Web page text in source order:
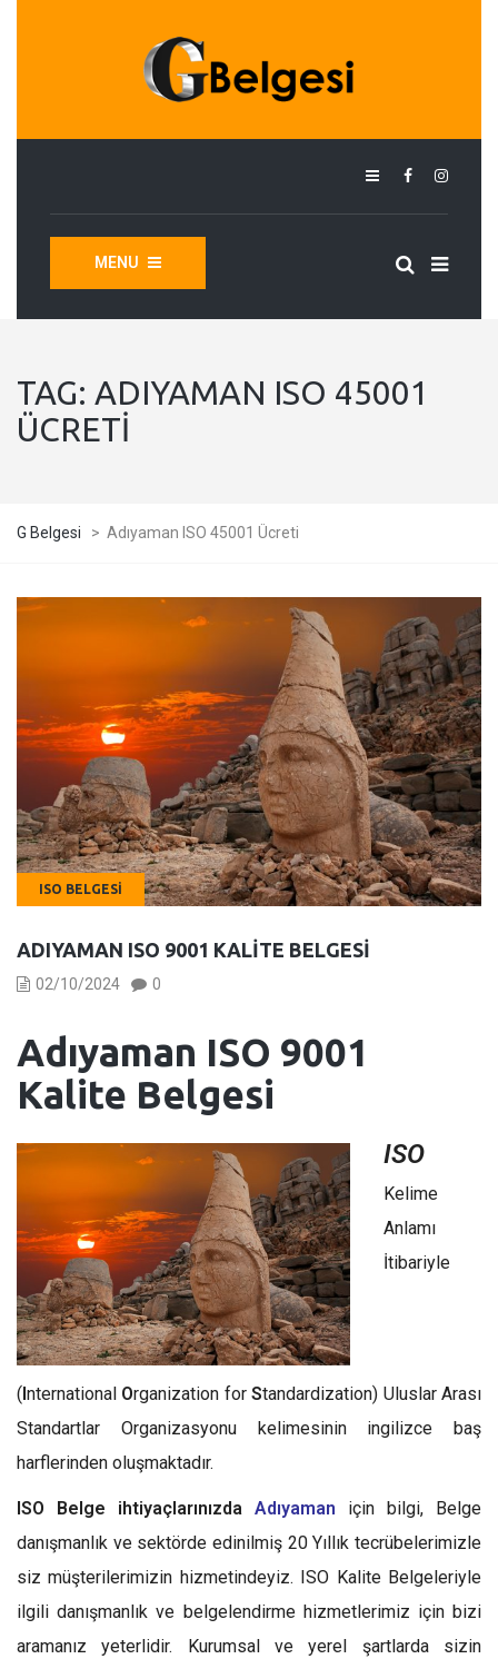
MENU
TAG: ADIYAMAN ISO 45001
ÜCRETI
G Belgesi > Adıyaman ISO 45001 Ücreti
ISO BELGESI
ADIYAMAN ISO 9001 KALITE BELGESI
02/10/2024 0
Adıyaman ISO 9001
Kalite Belgesi
ISO
Kelime
Anlamı
İtibariyle
( nternational Organization forStandardization) Uluslar Arası
Standartlar Organizasyonu kelimesinin ingilizce baş
harflerinden oluşmaktadır.
ISO Belge ihtiyaçlarınızda Adıyaman için bilgi, Belge
danışmanlık ve sektörde edinilmiş 20 Yıllık tecrübelerimizle
siz müşterilerimizin hizmetindeyiz. ISO Kalite Belgeleriyle
ilgili danışmanlık ve belgelendirme hizmetlerimiz için bizi
aramanız yeterlidir. Kurumsal ve yerel şartlarda sizin